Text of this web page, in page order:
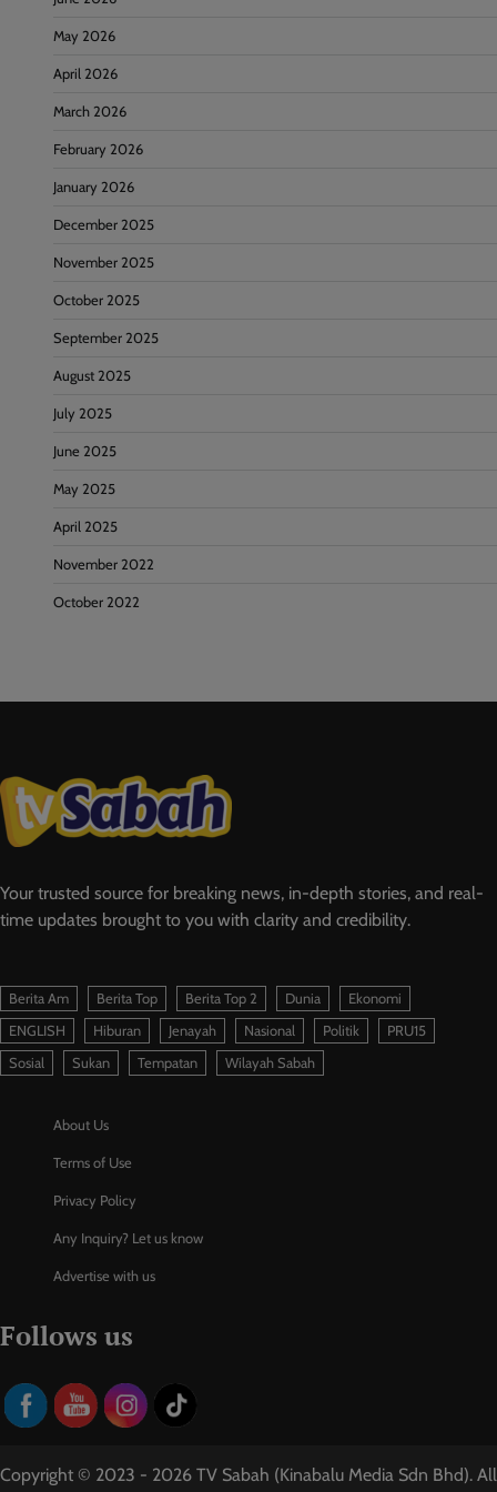
May 2026
April 2026
March 2026
February 2026
January 2026
December 2025
November 2025
October 2025
September 2025
August 2025
July 2025
June 2025
May 2025
April 2025
November 2022
October 2022
Your trusted source for breaking news, in-depth stories, and real-
time updates brought to you with clarity and credibility.
Berita Am Berita Top Berita Top 2 Dunia
Ekonomi
ENGLISH
Hiburan Jenayah Nasional Politik
PRU15
Sosial
Sukan Tempatan Wilayah Sabah
About Us
Terms of Use
Privacy Policy
Any Inquiry? Let us know
Advertise with us
Follows us
Copyright © 2023 - 2026 TV Sabah (Kinabalu Media Sdn Bhd). All